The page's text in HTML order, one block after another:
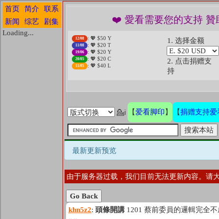
首页 简介
联系
新闻
综艺
剧集
Loading...
❤️ 愛看需要您的支持 贊
12/08 : 💖 $50 Y
11/08 : 💖 $20 T
19/06 : 💖 $20 Y
20/05 : 💖 $20 C
11/05 : 💖 $40 L
1. 选择金额
2. 点击捐赠支
持
💁ℹ 【爱看脚印 】 【捐赠支持爱
最新更新预览
由于服务器过载，我们目前无法更新内容。请
Go Back
khn5z2: 頭條開講 1201 蔡前委員的邏輯完全